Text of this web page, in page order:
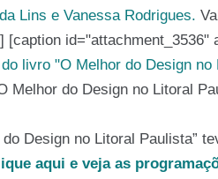
id="attachment_3536"
Melhor do Design no Litoral
Design no Litoral Paulista”
aqui e veja as